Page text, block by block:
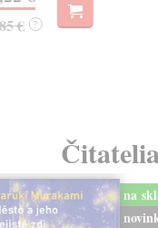
€ ?
na